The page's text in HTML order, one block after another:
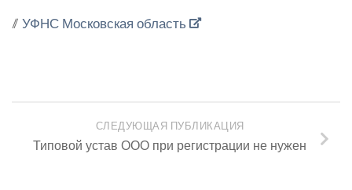
// УФНС Московская область
СЛЕДУЮЩАЯ ПУБЛИКАЦИЯ
Типовой устав ООО при регистрации не нужен